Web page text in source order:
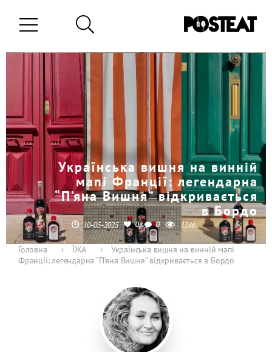
Українська вишня на винній
мапі Франції: легендарна
“П’яна Вишня” відкривається
в Бордо
10-05-2025 0 0 1246
Головна › ЇЖА ›
Українська вишня на винній мапі
Франції: легендарна “П’яна Вишня” відкривається в Бордо